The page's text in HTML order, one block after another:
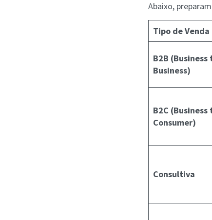
Abaixo,
Tipo de Venda
B2B (Business
Business)
B2C (Business
Consumer)
Consultiva